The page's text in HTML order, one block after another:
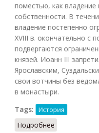
поместью, как
собственности. В
владение постепенно
XVIII в. окончательно с
подвергаются
князей. Иоанн III
Ярославским,
свои вотчины без
в монастыри.
Tags:
История
Подробнее